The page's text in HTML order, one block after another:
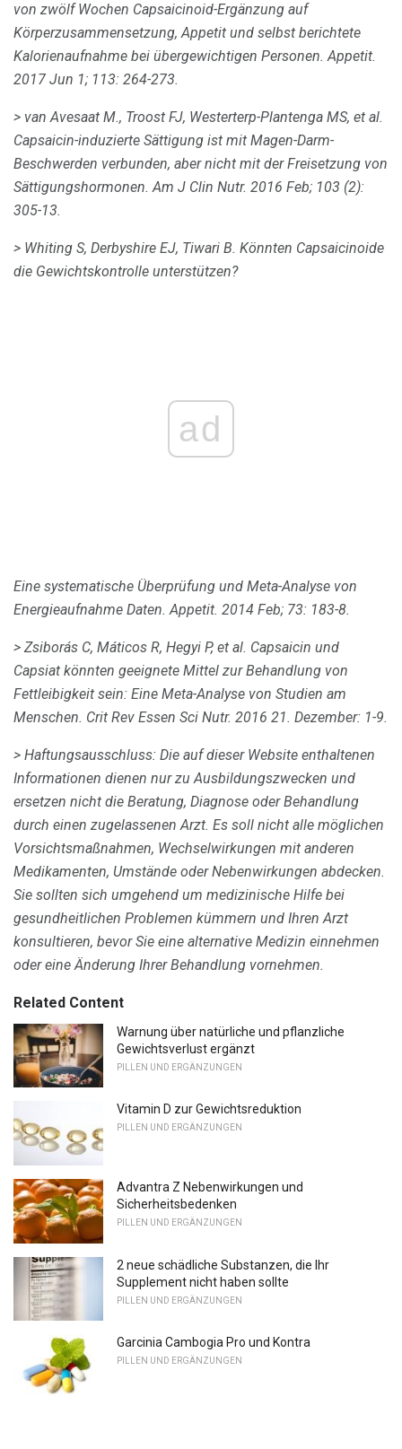
von zwölf Wochen Capsaicinoid-Ergänzung auf
Körperzusammensetzung, Appetit und selbst berichtete
Kalorienaufnahme bei übergewichtigen Personen. Appetit.
2017 Jun 1; 113: 264-273.
> van Avesaat M., Troost FJ, Westerterp-Plantenga MS, et al.
Capsaicin-induzierte Sättigung ist mit Magen-Darm-
Beschwerden verbunden, aber nicht mit der Freisetzung von
Sättigungshormonen. Am J Clin Nutr. 2016 Feb; 103 (2):
305-13.
> Whiting S, Derbyshire EJ, Tiwari B. Könnten Capsaicinoide
die Gewichtskontrolle unterstützen?
ad
Eine systematische Überprüfung und Meta-Analyse von
Energieaufnahme Daten. Appetit. 2014 Feb; 73: 183-8.
> Zsiborás C, Máticos R, Hegyi P, et al. Capsaicin und
Capsiat könnten geeignete Mittel zur Behandlung von
Fettleibigkeit sein: Eine Meta-Analyse von Studien am
Menschen. Crit Rev Essen Sci Nutr. 2016 21. Dezember: 1-9.
> Haftungsausschluss: Die auf dieser Website enthaltenen
Informationen dienen nur zu Ausbildungszwecken und
ersetzen nicht die Beratung, Diagnose oder Behandlung
durch einen zugelassenen Arzt. Es soll nicht alle möglichen
Vorsichtsmaßnahmen, Wechselwirkungen mit anderen
Medikamenten, Umstände oder Nebenwirkungen abdecken.
Sie sollten sich umgehend um medizinische Hilfe bei
gesundheitlichen Problemen kümmern und Ihren Arzt
konsultieren, bevor Sie eine alternative Medizin einnehmen
oder eine Änderung Ihrer Behandlung vornehmen.
Related Content
Warnung über natürliche und pflanzliche
Gewichtsverlust ergänzt
PILLEN UND ERGÄNZUNGEN
Vitamin D zur Gewichtsreduktion
PILLEN UND ERGÄNZUNGEN
Advantra Z Nebenwirkungen und
Sicherheitsbedenken
PILLEN UND ERGÄNZUNGEN
2 neue schädliche Substanzen, die Ihr
Supplement nicht haben sollte
PILLEN UND ERGÄNZUNGEN
Garcinia Cambogia Pro und Kontra
PILLEN UND ERGÄNZUNGEN